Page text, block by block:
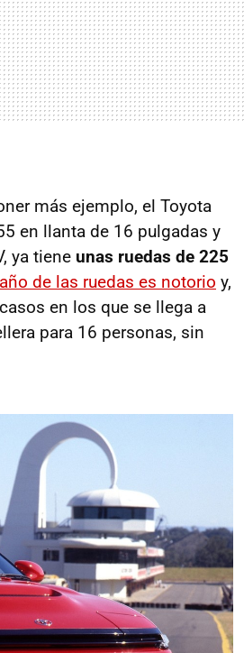
más ejemplo, el Toyota
en llanta de 16 pulgadas y
ya tiene unas ruedas de 225
de las ruedas es notorio y,
en los que se llega a
para 16 personas, sin